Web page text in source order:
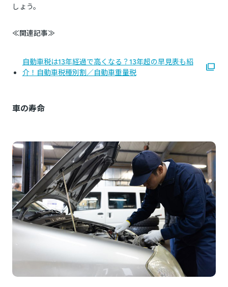
しょう。
≪関連記事≫
自動車税は13年経過で高くなる？13年超の早見表も紹
介！自動車税種別割／自動車重量税
車の寿命